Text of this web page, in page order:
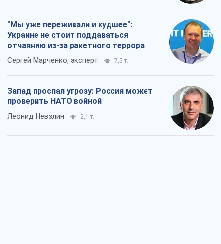
"Мы уже переживали и худшее":
Украине не стоит поддаваться
отчаянию из-за ракетного террора
Сергей Марченко, эксперт 7,5 т.
Запад проспал угрозу: Россия может
проверить НАТО войной
Леонид Невзлин 2,1 т.